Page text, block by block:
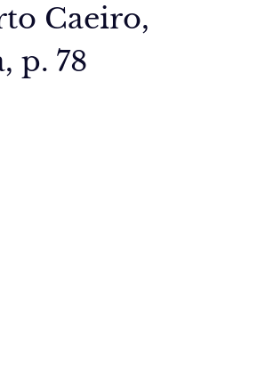
Caeiro,
p. 78